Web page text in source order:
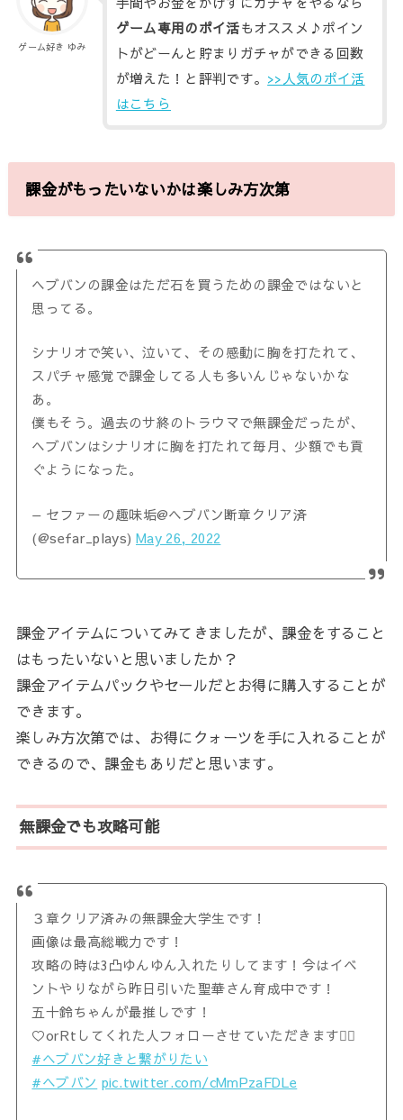
ゲーム好き ゆみ
ゲーム専用のポイ活もオススメ♪ポイン
トがどーんと貯まりガチャができる回数
が増えた！と評判です。 >>人気のポイ活
はこちら
課金がもったいないかは楽しみ方次第
ヘブバンの課金はただ石を買うための課金ではないと
思ってる。
シナリオで笑い、泣いて、その感動に胸を打たれて、
スパチャ感覚で課金してる人も多いんじゃないかな
あ。
僕もそう。過去のサ終のトラウマで無課金だったが、
ヘブバンはシナリオに胸を打たれて毎月、少額でも貢
ぐようになった。
— セファーの趣味垢@ヘブバン断章クリア済
(@sefar_plays) May 26, 2022
課金アイテムについてみてきましたが、課金をすること
はもったいないと思いましたか？
課金アイテムパックやセールだとお得に購入することが
できます。
楽しみ方次第では、お得にクォーツを手に入れることが
できるので、課金もありだと思います。
無課金でも攻略可能
３章クリア済みの無課金大学生です！
画像は最高総戦力です！
攻略の時は3凸ゆんゆん入れたりしてます！今はイベ
ントやりながら昨日引いた聖華さん育成中です！
五十鈴ちゃんが最推しです！
♡orRtしてくれた人フォローさせていただきます🙇‍♂️
#ヘブバン好きと繋がりたい
#ヘブバン pic.twitter.com/cMmPzaFDLe